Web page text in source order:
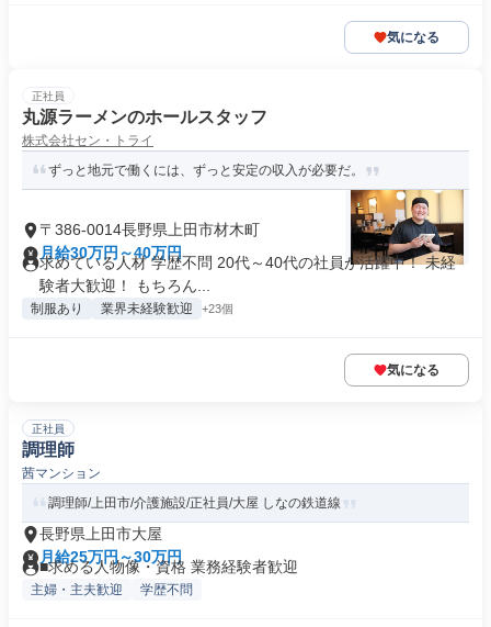
気になる
正社員
丸源ラーメンのホールスタッフ
株式会社セン・トライ
ずっと地元で働くには、ずっと安定の収入が必要だ。
〒386-0014長野県上田市材木町
月給30万円～40万円
求めている人材 学歴不問 20代～40代の社員が活躍中！ 未経
験者大歓迎！ もちろん...
制服あり 業界未経験歓迎 +23個
気になる
正社員
調理師
茜マンション
調理師/上田市/介護施設/正社員/大屋 しなの鉄道線
長野県上田市大屋
月給25万円～30万円
■求める人物像・資格 業務経験者歓迎
主婦・主夫歓迎 学歴不問